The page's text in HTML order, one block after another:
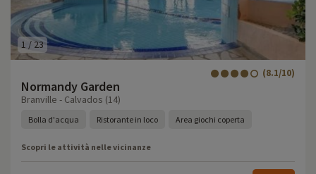
1 / 23
Normandy Garden
(8.1/10)
Branville - Calvados (14)
Bolla d'acqua Ristorante in loco Area giochi coperta
Scopri le attività nelle vicinanze